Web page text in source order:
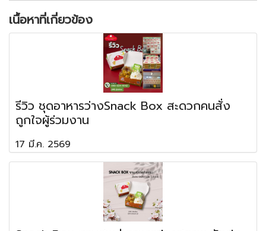
เนื้อหาที่เกี่ยวข้อง
รีวิว ชุดอาหารว่างSnack Box สะดวกคนสั่ง
ถูกใจผู้ร่วมงาน
17 มี.ค. 2569